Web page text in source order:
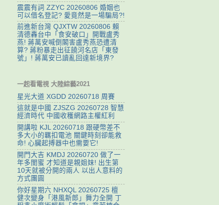
震震有詞 ZZYC 20260806 婚姻也
可以借名登記? 愛竟然是一場騙局?!
前進新台灣 QJXTW 20260806 賴
清德轟台中「食安破口」開戰盧秀
燕! 蔣萬安喊倒閣害盧秀燕恐遭清
算? 蔣粉暴走出征饒河名店「東發
號」! 蔣萬安已讀亂回達新境界?
一起看電視 大陸綜藝2021
星光大道 XGDD 20260718 周賽
這就是中國 ZJSZG 20260728 智慧
經濟時代 中國收穫網路主權紅利
開講啦 KJL 20260718 跟硬幣差不
多大小的羈扣電池 關鍵時刻卻能救
命! 心臟起搏器中也需要它!
開門大吉 KMDJ 20260720 做了一
年多閨蜜 才知道是親姐妹! 出生第
10天就被分開的兩人 以出人意料的
方式團圓
你好星期六 NHXQL 20260725 檀
健次變身「港風新郎」舞力全開 丁